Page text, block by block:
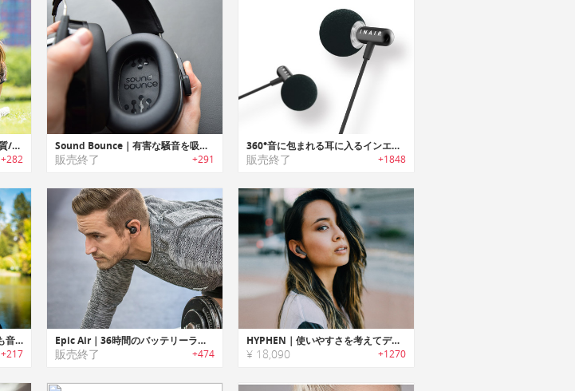
Avanca Minim｜オーディオ品質/クラフトマンシップ/デザインが完璧なバランスで調和したワイヤレスイヤホン「アバンカミニム」
+282
Sound Bounce｜有害な騒音を吸収し聴覚を保護するヒアリングプロテクションヘッドセット「サウンドバウンス」
販売終了 +291
360°音に包まれる耳に入るインエアー方式イヤースピーカー【INAIR M360】
販売終了 +1848
Versafit｜ヘルメット着用時にも音楽が楽しめる超薄型ワイヤレイヤホン「バーサフィット」
+217
Epic Air｜36時間のバッテリーライフ、イヤーフックアンテナ搭載ワイヤレスイヤホン「エピックエア」
販売終了 +474
HYPHEN｜使いやすさを考えてデザインされたワイヤレス充電機能搭載イヤホン「ハイフェン」
¥ 18,090 +1270